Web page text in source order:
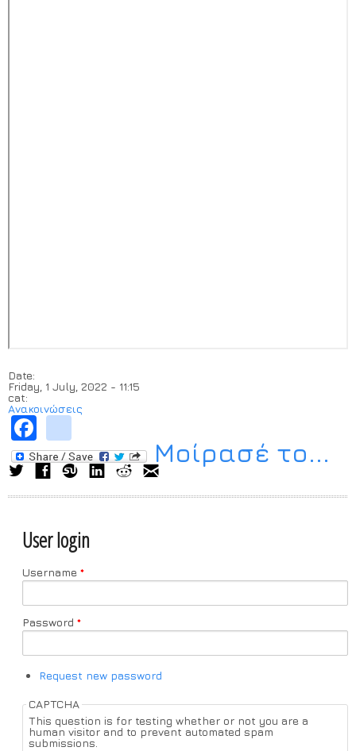
Date:
Friday, 1 July, 2022 - 11:15
cat:
Ανακοινώσεις
Μοίρασέ το...
User login
Username *
Password *
Request new password
CAPTCHA
This question is for testing whether or not you are a
human visitor and to prevent automated spam
submissions.